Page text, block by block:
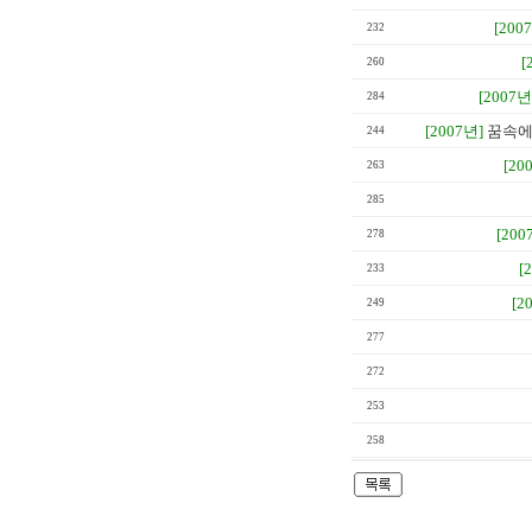
232
260
284 [2007
244 [2007년] 꿈속
263
285
278
233
249
277
272
253
258